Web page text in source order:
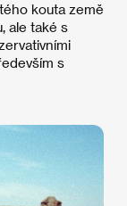
kouta země
ale také s
s